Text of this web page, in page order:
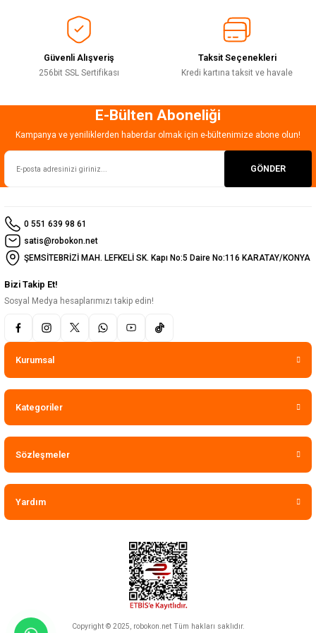
Bu ürüne benzer farklı alternatifler olmalı.
Gönder
Güvenli Alışveriş
256bit SSL Sertifikası
Taksit Seçenekleri
Kredi kartına taksit ve havale
E-Bülten Aboneliği
Kampanya ve yeniliklerden haberdar olmak için e-bültenimize abone olun!
GÖNDER
0 551 639 98 61
satis@robokon.net
ŞEMSİTEBRİZİ MAH. LEFKELİ SK. Kapı No:5 Daire No:116 KARATAY/KONYA
Bizi Takip Et!
Sosyal Medya hesaplarımızı takip edin!
Kurumsal
Kategoriler
Sözleşmeler
Yardım
Copyright © 2025, robokon.net Tüm hakları saklıdır.